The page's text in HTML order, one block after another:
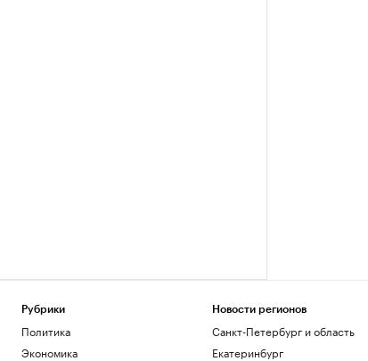
Рубрики
Политика
Экономика
Новости регионов
Санкт-Петербург и область
Екатеринбург